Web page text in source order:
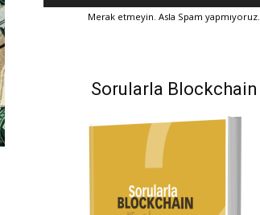
Merak etmeyin. Asla Spam yapmıyoruz.
Sorularla Blockchain